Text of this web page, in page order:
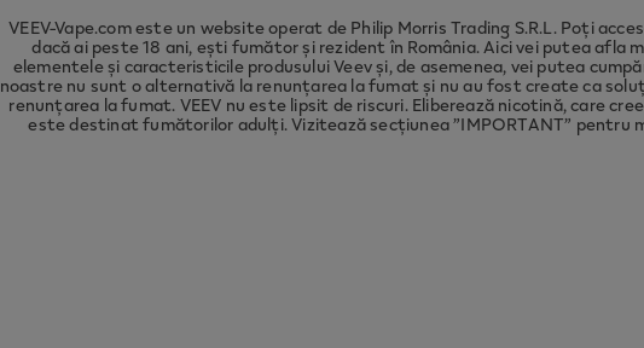
CONTINUE
VEEV-Vape.com este un website operat de Philip Morris Trading S.R.L. Poți
dacă ai peste 18 ani, ești fumător și rezident în România. Aici vei putea afla
elementele și caracteristicile produsului Veev și, de asemenea, vei putea
noastre nu sunt o alternativă la renunțarea la fumat și nu au fost create ca
renunțarea la fumat. VEEV nu este lipsit de riscuri. Eliberează nicotină, care
este destinat fumătorilor adulți. Vizitează secțiunea ”IMPORTANT” pentru